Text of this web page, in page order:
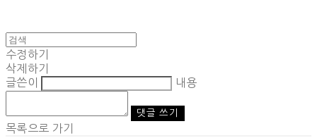
수정하기
삭제하기
글쓴이
내용
댓글 쓰기
목록으로 가기